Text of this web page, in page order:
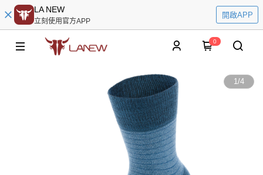
LA NEW
立刻使用官方APP
開啟APP
0
1/4